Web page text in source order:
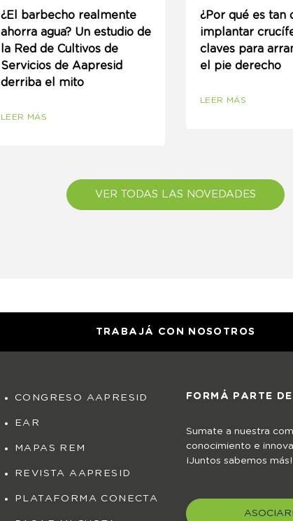
¿El barbecho realmente
ahorra agua? Un estudio de
la Red de Cultivos de
Servicios de Aapresid
derriba el mito
LEER MÁS
¿Por qué es tan
implantar
claves para
el pie derecho
LEER MÁS
VER TODAS LAS NOVEDADES
TRABAJÁ CON NOSOTROS
CONGRESO AAPRESID
EAR
MAPAS REM
REVISTA AAPRESID
PLATAFORMA CONECTA
FORMÁ PARTE
Sumate a nuestra
conocimiento e
¡Juntos sabemos más!